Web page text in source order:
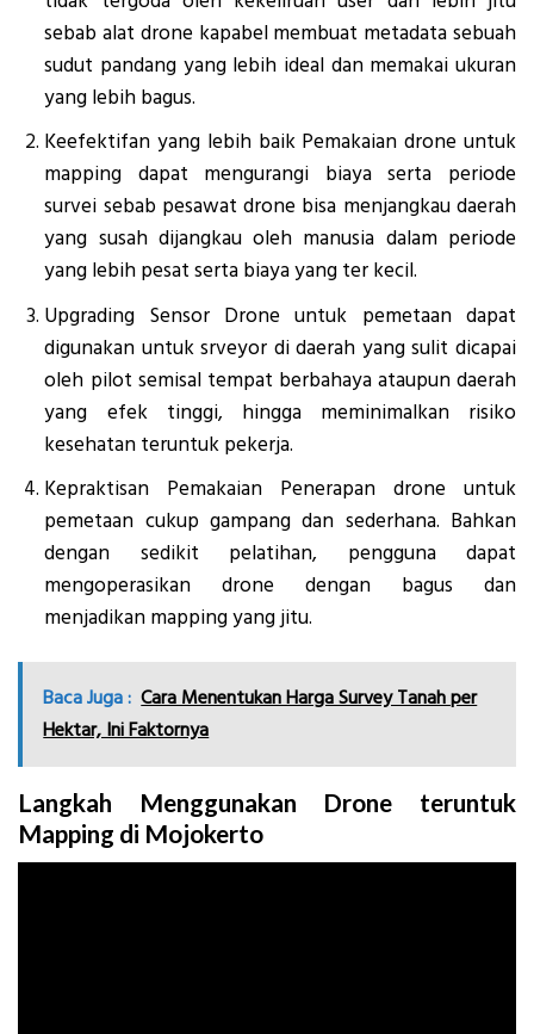
sebab alat drone kapabel membuat metadata sebuah
sudut pandang yang lebih ideal dan memakai ukuran
yang lebih bagus.
Keefektifan yang lebih baik Pemakaian drone untuk
mapping dapat mengurangi biaya serta periode
survei sebab pesawat drone bisa menjangkau daerah
yang susah dijangkau oleh manusia dalam periode
yang lebih pesat serta biaya yang ter kecil.
Upgrading Sensor Drone untuk pemetaan dapat
digunakan untuk srveyor di daerah yang sulit dicapai
oleh pilot semisal tempat berbahaya ataupun daerah
yang efek tinggi, hingga meminimalkan risiko
kesehatan teruntuk pekerja.
Kepraktisan Pemakaian Penerapan drone untuk
pemetaan cukup gampang dan sederhana. Bahkan
dengan sedikit pelatihan, pengguna dapat
mengoperasikan drone dengan bagus dan
menjadikan mapping yang jitu.
Baca Juga : Cara Menentukan Harga Survey Tanah per
Hektar, Ini Faktornya
Langkah Menggunakan Drone teruntuk
Mapping di Mojokerto